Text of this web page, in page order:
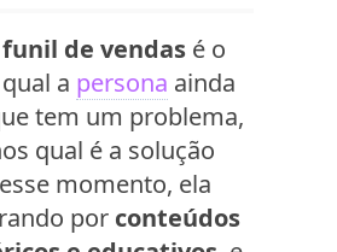
de vendas é o
a persona ainda
tem um problema,
qual é a solução
momento, ela
por conteúdos